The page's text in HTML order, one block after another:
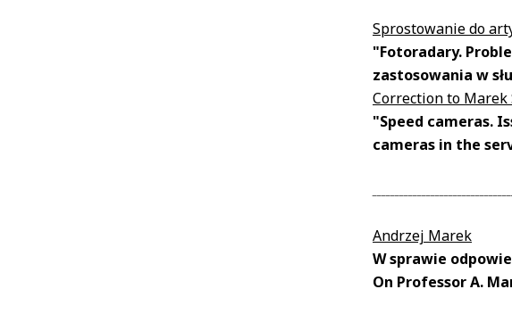
Sprostowanie do
"Fotoradary.
zastosowania w
Correction to
"Speed cameras.
cameras in the
Andrzej Marek
W sprawie
On Professor A.